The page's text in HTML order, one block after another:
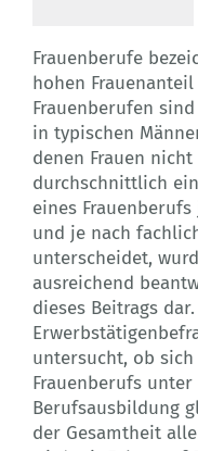
Frauenberufe
hohen
Frauenberufen
in typischen
denen Frauen
durchschnittlich
eines
und je nach
unterscheidet,
ausreichend
dieses Beitrags
untersucht, ob
Frauenberufs
Berufsausbildung
der Gesamtheit